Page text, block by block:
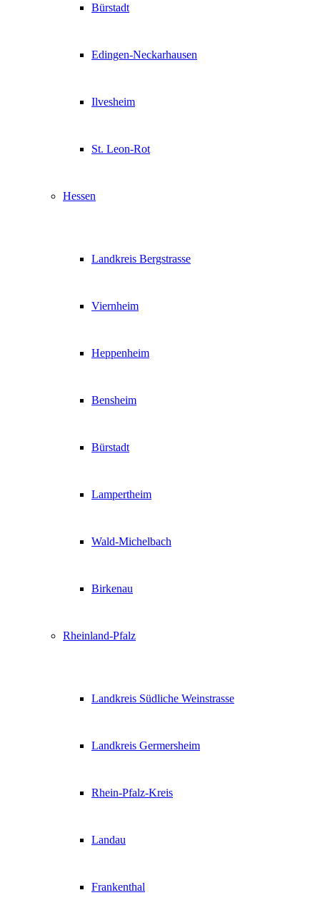
Bürstadt
Edingen-Neckarhausen
Ilvesheim
St. Leon-Rot
Hessen
Landkreis Bergstrasse
Viernheim
Heppenheim
Bensheim
Bürstadt
Lampertheim
Wald-Michelbach
Birkenau
Rheinland-Pfalz
Landkreis Südliche Weinstrasse
Landkreis Germersheim
Rhein-Pfalz-Kreis
Landau
Frankenthal